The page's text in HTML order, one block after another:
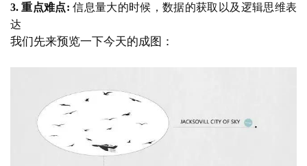
3. 重点难点: 信息量大的时候，数据的获取以及逻辑思维表
达
我们先来预览一下今天的成图：